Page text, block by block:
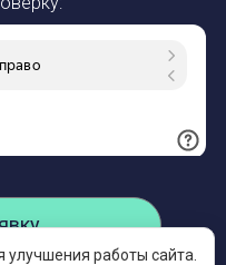
работы сайта.